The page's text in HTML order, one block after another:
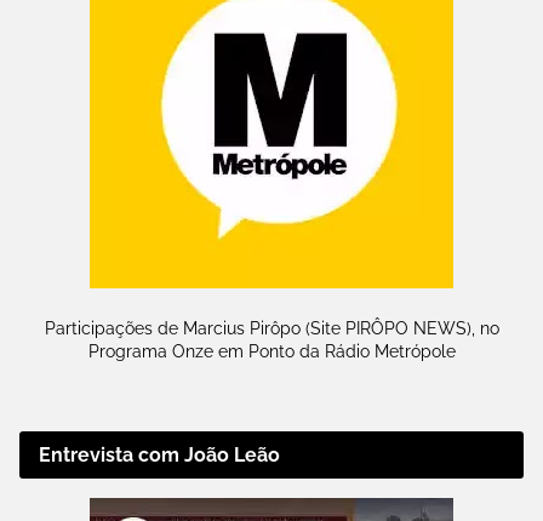
Participações de Marcius Pirôpo (Site PIRÔPO NEWS), no
Programa Onze em Ponto da Rádio Metrópole
Entrevista com João Leão